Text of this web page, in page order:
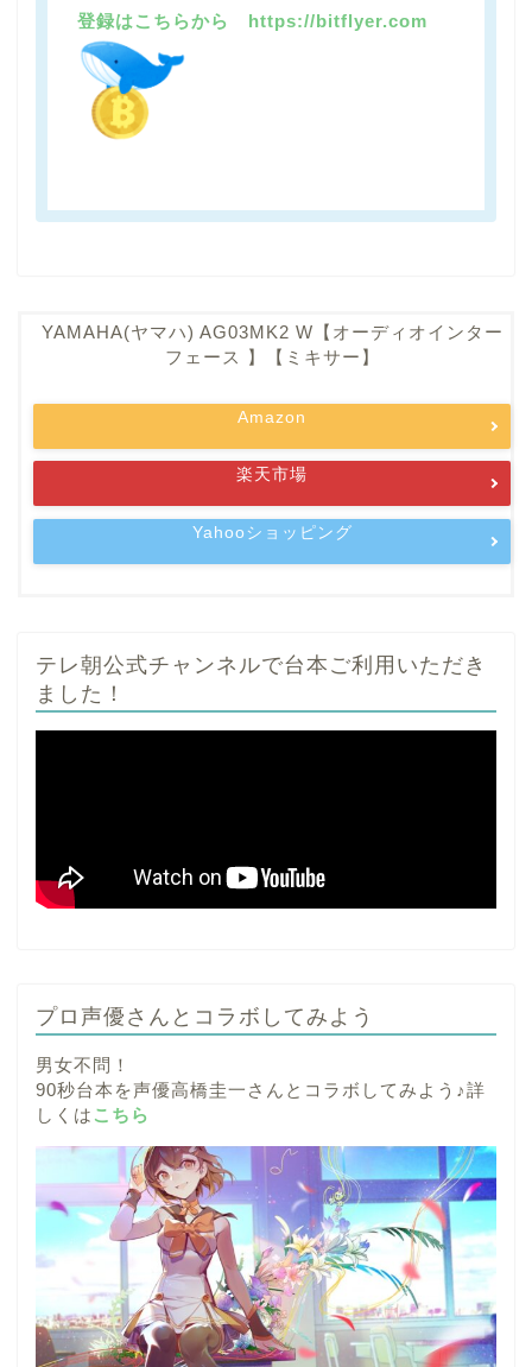
登録はこちらから https://bitflyer.com
YAMAHA(ヤマハ) AG03MK2 W【オーディオインター
フェース 】【ミキサー】
Amazon
楽天市場
Yahooショッピング
テレ朝公式チャンネルで台本ご利用いただき
ました！
プロ声優さんとコラボしてみよう
男女不問！
90秒台本を声優高橋圭一さんとコラボしてみよう♪詳
しくは こちら